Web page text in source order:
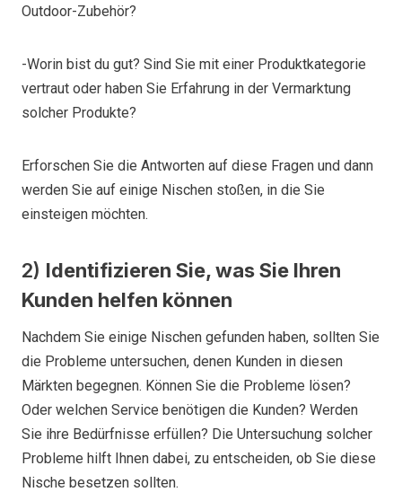
Outdoor-Zubehör?
-Worin bist du gut? Sind Sie mit einer Produktkategorie
vertraut oder haben Sie Erfahrung in der Vermarktung
solcher Produkte?
Erforschen Sie die Antworten auf diese Fragen und dann
werden Sie auf einige Nischen stoßen, in die Sie
einsteigen möchten.
2) Identifizieren Sie, was Sie Ihren
Kunden helfen können
Nachdem Sie einige Nischen gefunden haben, sollten Sie
die Probleme untersuchen, denen Kunden in diesen
Märkten begegnen. Können Sie die Probleme lösen?
Oder welchen Service benötigen die Kunden? Werden
Sie ihre Bedürfnisse erfüllen? Die Untersuchung solcher
Probleme hilft Ihnen dabei, zu entscheiden, ob Sie diese
Nische besetzen sollten.